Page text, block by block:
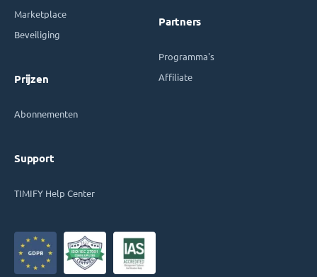
Marketplace
Beveiliging
Prijzen
Abonnementen
Support
TIMIFY Help Center
Partners
Programma's
Affiliate